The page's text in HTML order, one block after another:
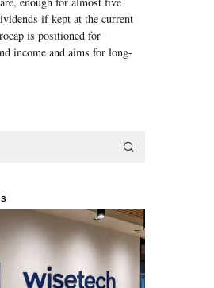
if kept at the current
is positioned for
income and aims for long-